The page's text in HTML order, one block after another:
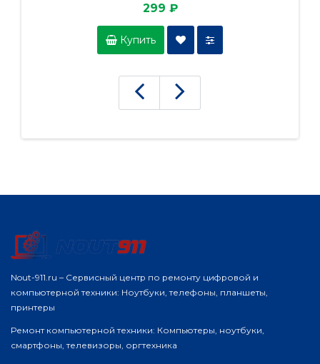
299 ₽
Купить
Nout-911.ru – Сервисный центр по ремонту цифровой и
компьютерной техники: Ноутбуки, телефоны, планшеты,
принтеры
Ремонт компьютерной техники: Компьютеры, ноутбуки,
смартфоны, телевизоры, оргтехника